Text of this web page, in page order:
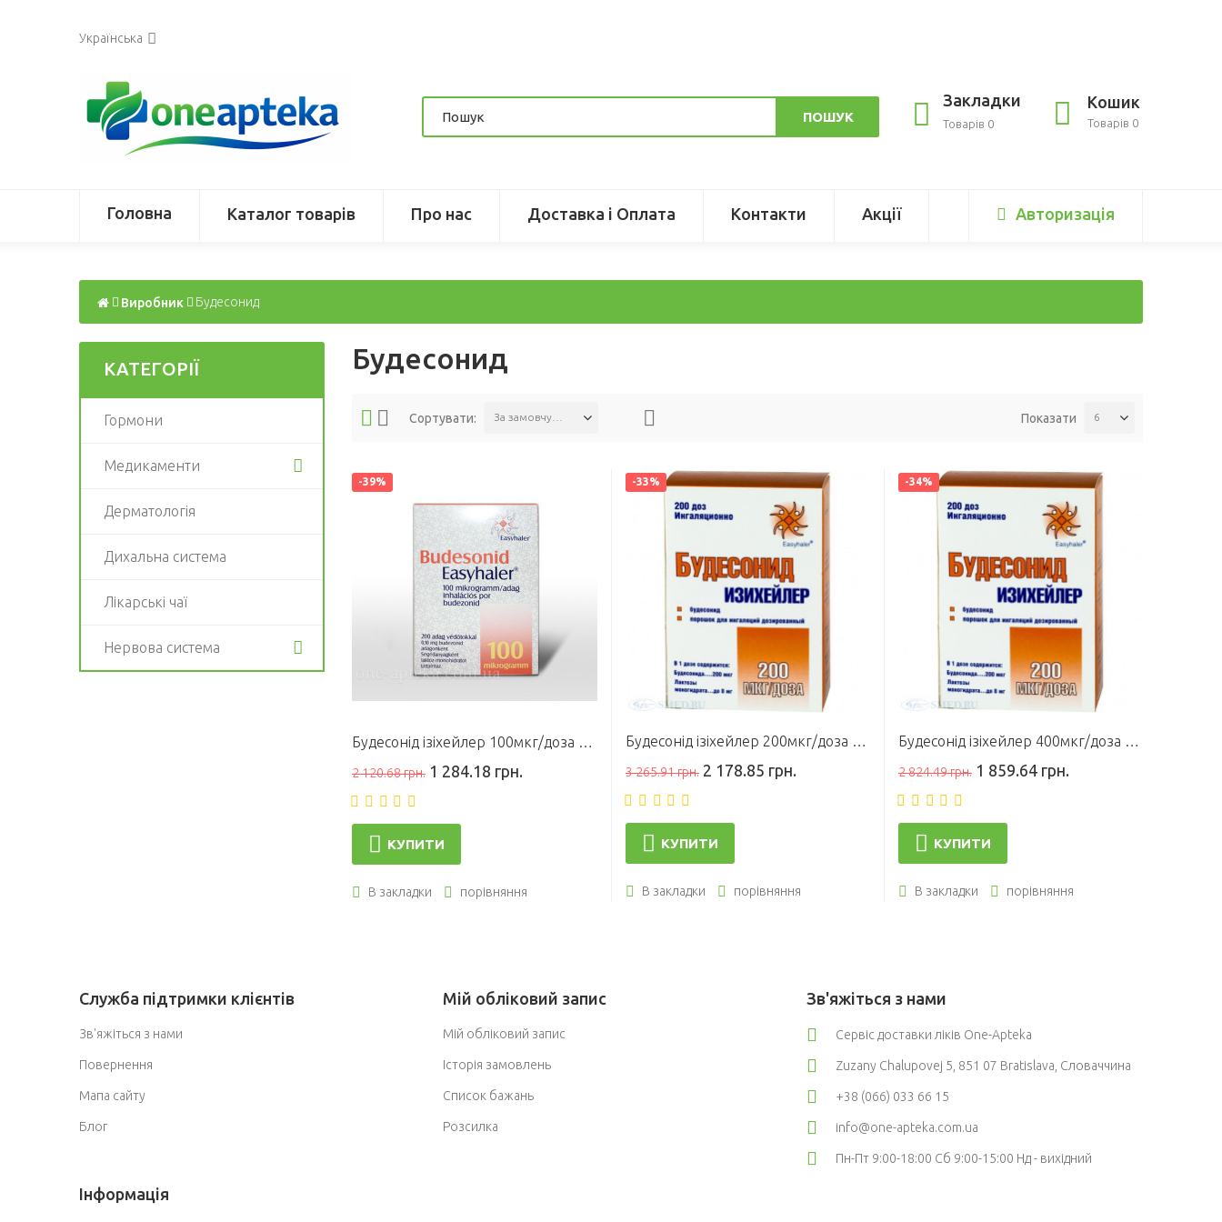
Українська
Кошик
Товарів 0
Закладки
Товарів 0
ПОШУК
Головна Каталог товарів Про нас Доставка і Оплата Контакти Акції Авторизація
Виробник Будесонид
КАТЕГОРІЇ
Гормони
Медикаменти
Дерматологія
Дихальна система
Лікарські чаї
Нервова система
Будесонид
Сортувати: Показати 6
-39%
Будесонід ізіхейлер 100мкг/доза аер 200доз
2 120.68 грн. 1 284.18 грн.
КУПИТИ
В закладки порівняння
-33%
Будесонід ізіхейлер 200мкг/доза аер 200доз
3 265.91 грн. 2 178.85 грн.
КУПИТИ
В закладки порівняння
-34%
Будесонід ізіхейлер 400мкг/доза аер 100доз
2 824.49 грн. 1 859.64 грн.
КУПИТИ
В закладки порівняння
Служба підтримки клієнтів
Зв'яжіться з нами
Повернення
Мапа сайту
Блог
Мій обліковий запис
Мій обліковий запис
Історія замовлень
Список бажань
Розсилка
Зв'яжіться з нами
Сервіс доставки ліків One-Apteka
Zuzany Chalupovej 5, 851 07 Bratislava, Словаччина
+38 (066) 033 66 15
info@one-apteka.com.ua
Пн-Пт 9:00-18:00 Сб 9:00-15:00 Нд - вихідний
Інформація